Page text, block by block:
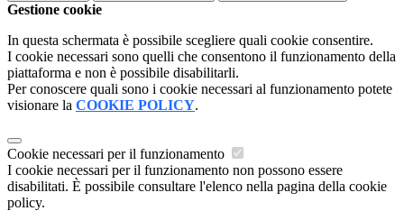
Gestione cookie
In questa schermata è possibile scegliere quali cookie consentire.
I cookie necessari sono quelli che consentono il funzionamento della
piattaforma e non è possibile disabilitarli.
Per conoscere quali sono i cookie necessari al funzionamento potete
visionare la COOKIE POLICY.
Cookie necessari per il funzionamento
I cookie necessari per il funzionamento non possono essere
disabilitati. È possibile consultare l'elenco nella pagina della cookie
policy.